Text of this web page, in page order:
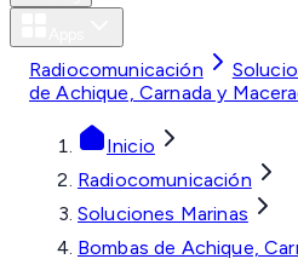
Radiocomunicación
de Achique, Carnada y
Inicio
Radiocomunicación
Soluciones Marinas
Bombas de Achique,